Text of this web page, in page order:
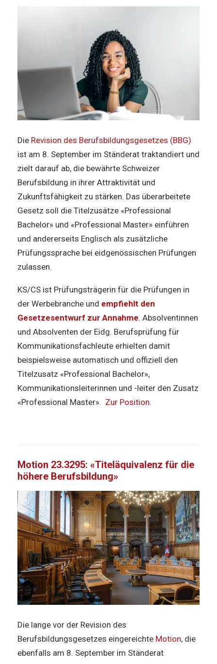
Die Revision des Berufsbildungsgesetzes (BBG)
ist am 8. September im Ständerat traktandiert und
zielt darauf ab, die bewährte Schweizer
Berufsbildung in ihrer Attraktivität und
Zukunftsfähigkeit zu stärken. Das überarbeitete
Gesetz soll die Titelzusätze «Professional
Bachelor» und «Professional Master» einführen
und andererseits Englisch als zusätzliche
Prüfungssprache bei eidgenössischen Prüfungen
zulassen.
KS/CS ist Prüfungsträgerin für die Prüfungen in
der Werbebranche und empfiehlt den
Gesetzesentwurf zur Annahme. Absolventinnen
und Absolventen der Eidg. Berufsprüfung für
Kommunikationsfachleute erhielten damit
beispielsweise automatisch und offiziell den
Titelzusatz «Professional Bachelor»,
Kommunikationsleiterinnen und -leiter den Zusatz
«Professional Master». Zur Position.
Motion 23.3295: «Titeläquivalenz für die
höhere Berufsbildung»
Die lange vor der Revision des
Berufsbildungsgesetzes eingereichte Motion, die
ebenfalls am 8. September im Ständerat